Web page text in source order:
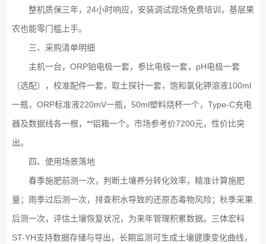
整机质保三年，24小时响应，安装调试现场免费培训，基层果
农也能零门槛上手。
三、采购清单明细
主机一台，ORP铂电极一套，参比电极一套，pH电极一套
（选配），校准配件一套，取土探针一套，饱和氯化钾溶液100ml
一瓶，ORP标准液220mV一瓶，50ml塑料烧杯一个，Type-C充电
器及数据线各一根，**铝箱一个。市场参考价7200元，性价比突
出。
四、使用场景落地
春季施肥前测一次，判断土壤养分转化效率，精准计算施肥
量；雨季过后测一次，排查积水导致的还原态毒物风险；秋季采果
后测一次，评估土壤恢复状况，为来年管理积累数据。三体宏科
ST-YH支持数据存储与导出，长期监测可生成土壤健康变化曲线，